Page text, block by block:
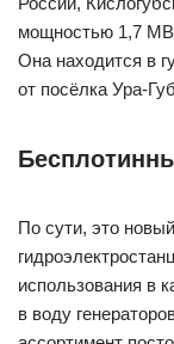
мощностью 1,7
Она находится в
от посёлка Ура-
По сути, это
использования в
в воду